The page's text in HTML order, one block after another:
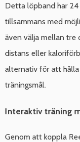
Detta löpband har
tillsammans med
även välja mellan tre
distans eller
alternativ för att
träningsmål.
Interaktiv träning
Genom att koppla